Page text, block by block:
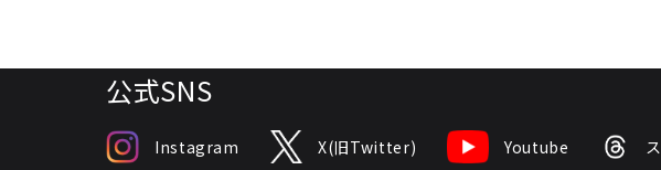
公式SNS
Instagram X(旧Twitter) Youtube